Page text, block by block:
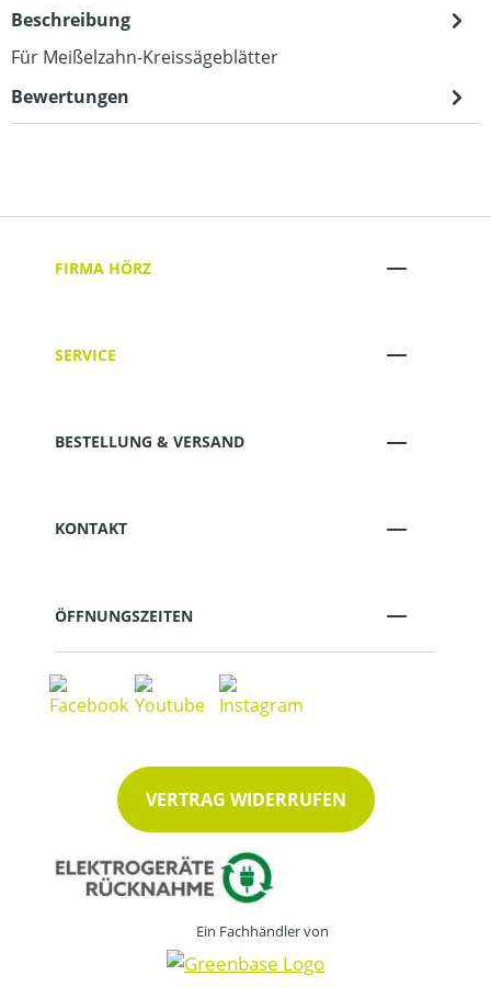
Beschreibung
Für Meißelzahn-Kreissägeblätter
Bewertungen
FIRMA HÖRZ
SERVICE
BESTELLUNG & VERSAND
KONTAKT
ÖFFNUNGSZEITEN
VERTRAG WIDERRUFEN
Ein Fachhändler von